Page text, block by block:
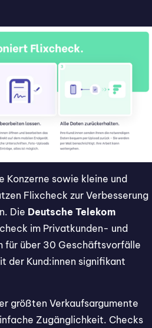
Konzerne sowie kleine und
Flixcheck zur Verbesserung
Die Deutsche Telekom
im Privatkunden- und
für über 30 Geschäftsvorfälle
der Kund:innen signifikant
größten Verkaufsargumente
Zugänglichkeit. Checks